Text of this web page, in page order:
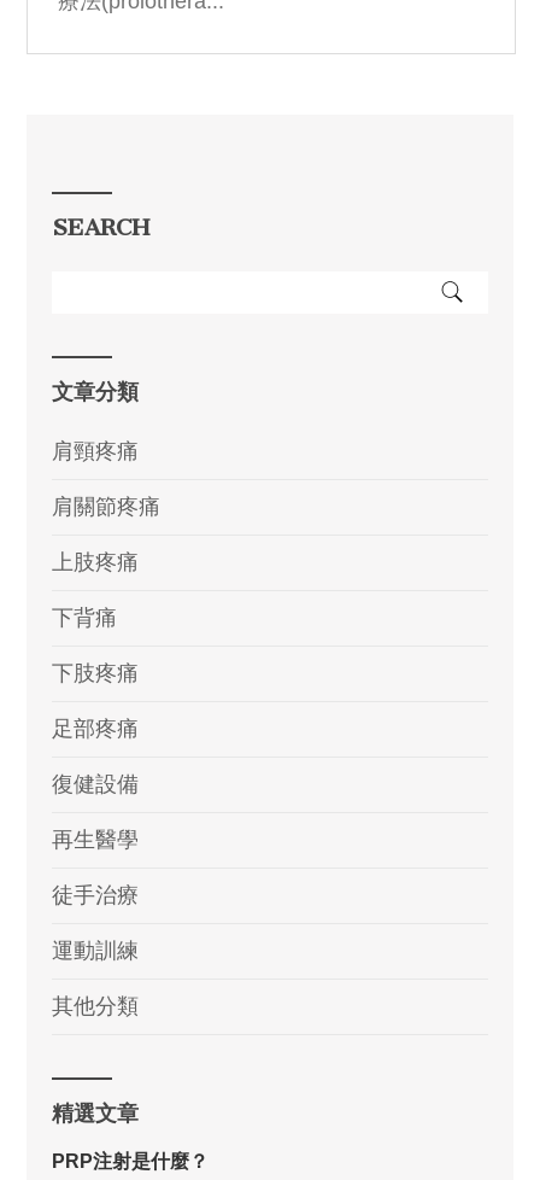
SEARCH
文章分類
肩頸疼痛
肩關節疼痛
上肢疼痛
下背痛
下肢疼痛
足部疼痛
復健設備
再生醫學
徒手治療
運動訓練
其他分類
精選文章
PRP注射是什麼？